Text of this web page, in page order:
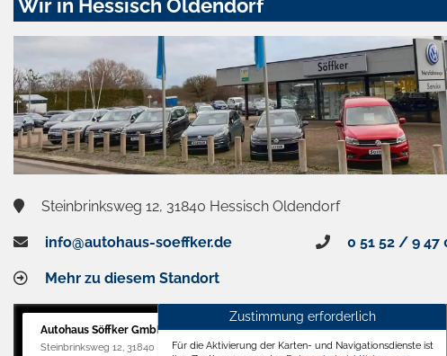
Wir in Hessisch Oldendorf
Steinbrinksweg 12, 31840 Hessisch Oldendorf
info@autohaus-soeffker.de 0 51 52 / 9 47
Mehr zu diesem Standort
Autohaus Söffker GmbH
Steinbrinksweg 12, 31840 Hessisch Oldendorf
Zustimmung erforderlich
Für die Aktivierung der Karten- und Navigationsdienste ist